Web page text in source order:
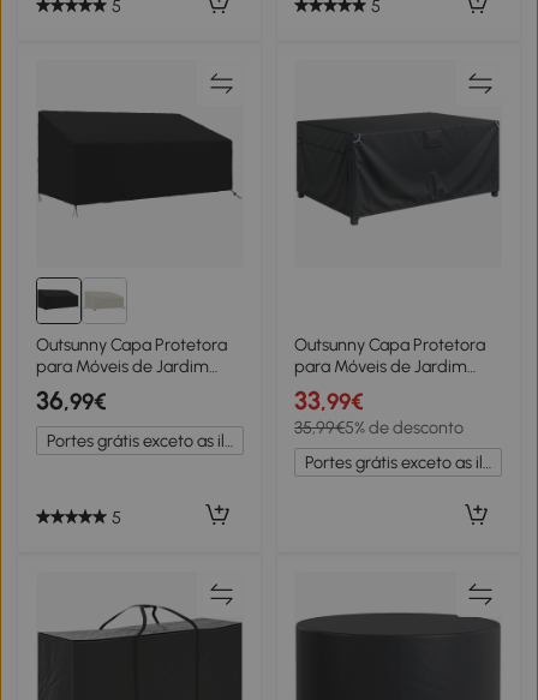
5 5
Outsunny Capa Protetora
para Móveis de Jardim
218x111x63-101 cm
Cobertura de Móveis de
Tecido Oxford 600D
Impermeável para Sofás
36,99€
Portes grátis exceto as ilhas
5
Outsunny Capa Protetora
para Móveis de Jardim
Resistente ao Inverno
Impermeável à Prova de
Vento Anti UV Tecido
Oxford 420D 180x120x74
cm Preto
33,99€
35,99€5% de desconto
Portes grátis exceto as ilhas